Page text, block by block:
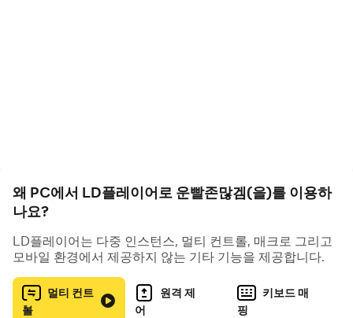
이런 캐릭터들은 LD플레이어를 통한 PC 플레이에서 더욱
직관적이고 세밀하게 관리할 수 있으며, 멀티 인스턴스를 통
해 여러 계정을 병행 육성하는 것도 가능합니다.
팀전 전략과 협동이
승부
왜 PC에서 LD플레이어로 운빨존많겜(을)를 이용하
나요?
LD플레이어는 다중 인스턴스, 멀티 컨트롤, 매크로 그리고
모바일 환경에서 제공하지 않는 기타 기능을 제공합니다.
멀티 컨트
롤
원격 제
어
키보드 매
핑